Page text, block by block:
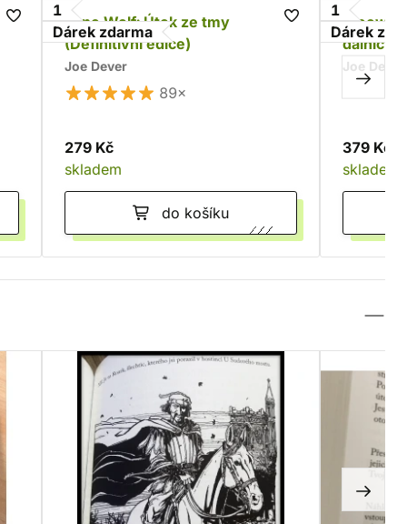
1
Dárek zdarma
Lone Wolf: Útok ze tmy
(Definitivní edice)
Joe Dever
89×
279 Kč
skladem
do košíku
1
Dárek
dálnici
Joe Dever
379 Kč
skladem